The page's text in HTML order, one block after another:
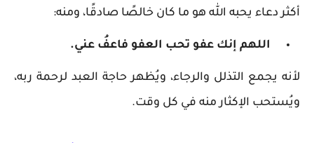
أكثر دعاء يحبه الله هو ما كان خالصًا صادقًا، ومنه:
اللهم إنك عفو تحب العفو فاعفُ عني.
لأنه يجمع التذلل والرجاء، ويُظهر حاجة العبد لرحمة ربه،
ويُستحب الإكثار منه في كل وقت.